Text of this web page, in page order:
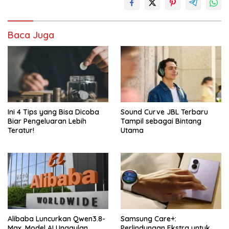
Baca Juga
Ini 4 Tips yang Bisa Dicoba
Biar Pengeluaran Lebih
Teratur!
Sound Curve JBL Terbaru
Tampil sebagai Bintang
Utama
Alibaba Luncurkan Qwen3.8-
Samsung Care+: